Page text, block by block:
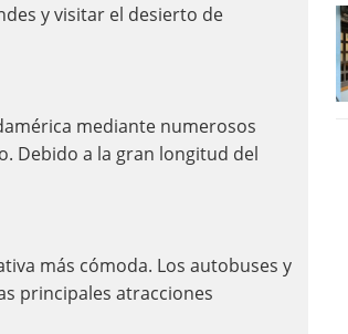
y visitar el desierto de
mediante numerosos
Debido a la gran longitud del
más cómoda. Los autobuses y
principales atracciones